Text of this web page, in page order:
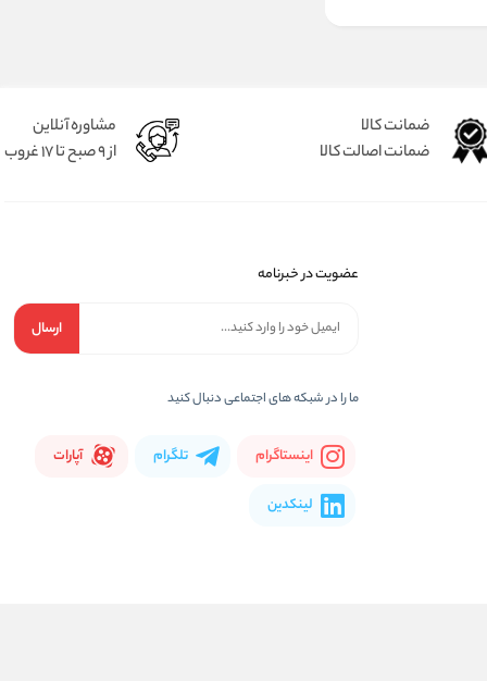
ضمانت کالا
ضمانت اصالت کالا
مشاوره آنلاین
از 9 صبح تا 17 غروب
عضویت در خبرنامه
ارسال
ما را در شبكه های اجتماعی دنبال کنید
اینستاگرام تلگرام آپارات
لینکدین